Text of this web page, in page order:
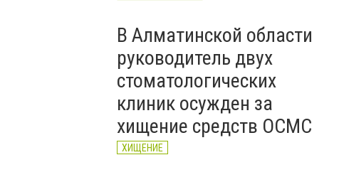
В Алматинской области
руководитель двух
стоматологических
клиник осужден за
хищение средств ОСМС
ХИЩЕНИЕ